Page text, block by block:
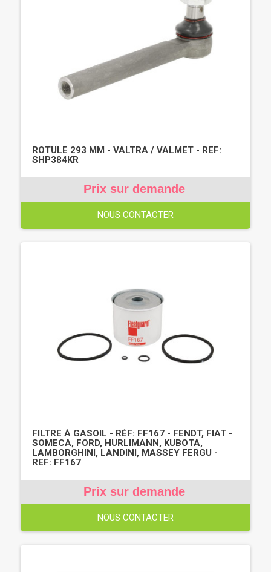
ROTULE 293 MM - VALTRA / VALMET - REF:
SHP384KR
Prix sur demande
NOUS CONTACTER
FILTRE À GASOIL - RÉF: FF167 - FENDT, FIAT -
SOMECA, FORD, HURLIMANN, KUBOTA,
LAMBORGHINI, LANDINI, MASSEY FERGU -
REF: FF167
Prix sur demande
NOUS CONTACTER